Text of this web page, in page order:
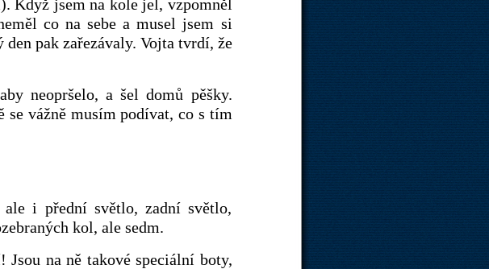
Když jsem na kole jel, vzpomněl
co na sebe a musel jsem si
pak zařezávaly. Vojta tvrdí, že
neopršelo, a šel domů pěšky.
vážně musím podívat, co s tím
i přední světlo, zadní světlo,
kol, ale sedm.
na ně takové speciální boty,